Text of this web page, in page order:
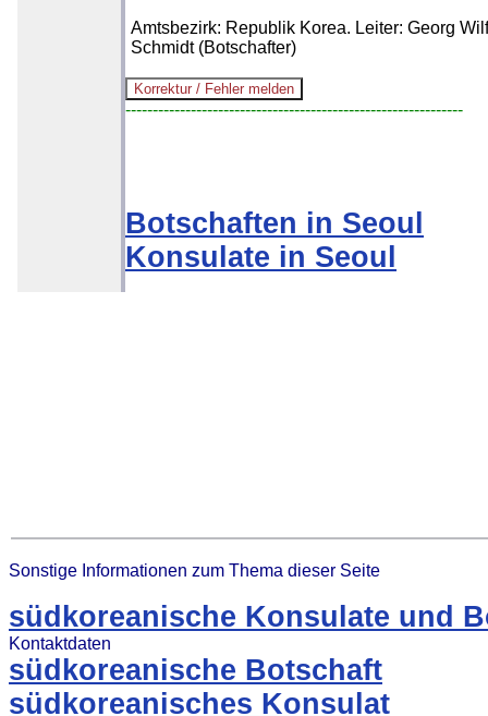
Amtsbezirk: Republik Korea. Leiter: Georg
Schmidt (Botschafter)
--------------------------------------------------------------
Botschaften in Seoul
Konsulate in Seoul
Sonstige Informationen zum Thema dieser Seite
südkoreanische Konsulate und
Kontaktdaten
südkoreanische Botschaft
südkoreanisches Konsulat